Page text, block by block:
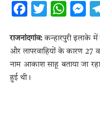
Facebook
Twitter
राजनांदगांव:कन्हारपुरी इलाके
और लापरवाहियों के कारण 27
नाम आकाश साहू बताया जा
हुई थी।